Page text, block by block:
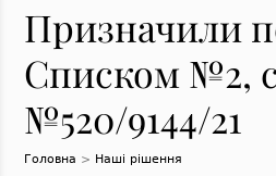
Призначили
Списком №2,
№520/9144/21
Головна > Наші рішення